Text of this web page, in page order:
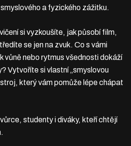
a fyzického zážitku.
si vyzkoušíte, jak působí film,
se jen na zvuk. Co s vámi
vůně nebo rytmus všednosti dokáží
Vytvoříte si vlastní „smyslovou
který vám pomůže lépe chápat
studenty i diváky, kteří chtějí